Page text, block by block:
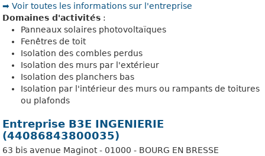
➡️ Voir toutes les informations sur l'entreprise
Domaines d'activités :
Panneaux solaires photovoltaïques
Fenêtres de toit
Isolation des combles perdus
Isolation des murs par l'extérieur
Isolation des planchers bas
Isolation par l'intérieur des murs ou rampants de toitures
ou plafonds
Entreprise B3E INGENIERIE
(44086843800035)
63 bis avenue Maginot - 01000 - BOURG EN BRESSE